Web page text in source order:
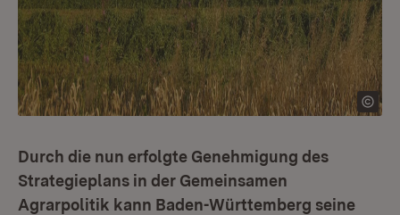
Durch die nun erfolgte Genehmigung des
Strategieplans in der Gemeinsamen
Agrarpolitik kann Baden-Württemberg seine